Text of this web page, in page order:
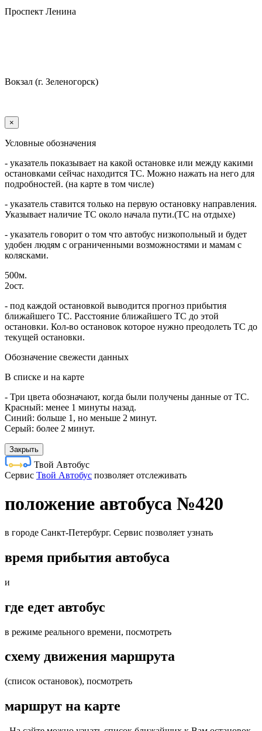
Проспект Ленина
Вокзал (г. Зеленогорск)
×
Условные обозначения
- указатель показывает на какой остановке или между какими
остановками сейчас находится ТС. Можно нажать на него для
подробностей. (на карте в том числе)
- указатель ставится только на первую остановку направления.
Указывает наличие ТС около начала пути.(ТС на отдыхе)
- указатель говорит о том что автобус низкопольный и будет
удобен людям с ограниченными возможностями и мамам с
колясками.
500м.
2ост.
- под каждой остановкой выводится прогноз прибытия
ближайшего ТС. Расстояние ближайшего ТС до этой
остановки. Кол-во остановок которое нужно преодолеть ТС до
текущей остановки.
Обозначение свежести данных
В списке и на карте
- Три цвета обозначают, когда были получены данные от ТС.
Красный: менее 1 минуты назад.
Синий: больше 1, но меньше 2 минут.
Серый: более 2 минут.
Закрыть
Твой Автобус
Cервис Твой Автобус позволяет отслеживать
положение автобуса №420
в городе Санкт-Петербург. Сервис позволяет узнать
время прибытия автобуса
и
где едет автобус
в режиме реального времени, посмотреть
схему движения маршрута
(список остановок), посмотреть
маршрут на карте